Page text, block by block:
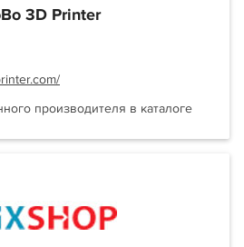
3D Printer
производителя в каталоге